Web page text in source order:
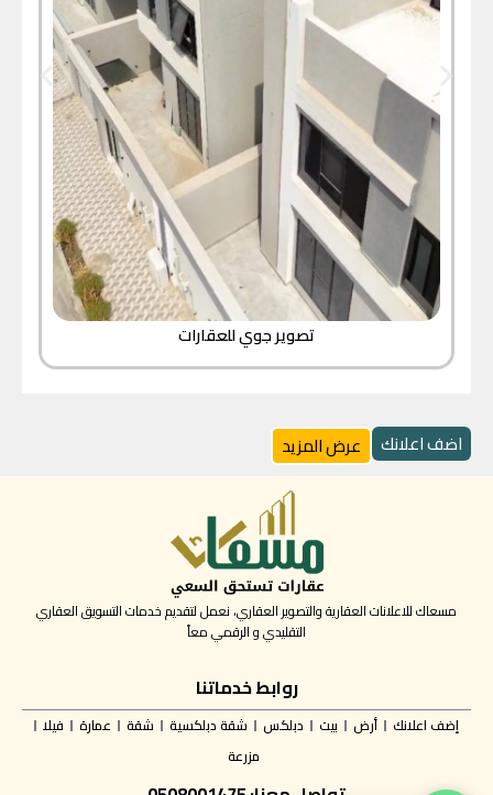
تصوير جوي للعقارات
اضف اعلانك عرض المزيد
مسعاك للاعلانات العقارية والتصوير العقاري، نعمل لتقديم خدمات التسويق العقاري
التقليدي و الرقمي معاً
روابط خدماتنا
إضف اعلانك أرض بيت دبلكس شقة دبلكسية شقة عمارة
فيلا
مزرعة